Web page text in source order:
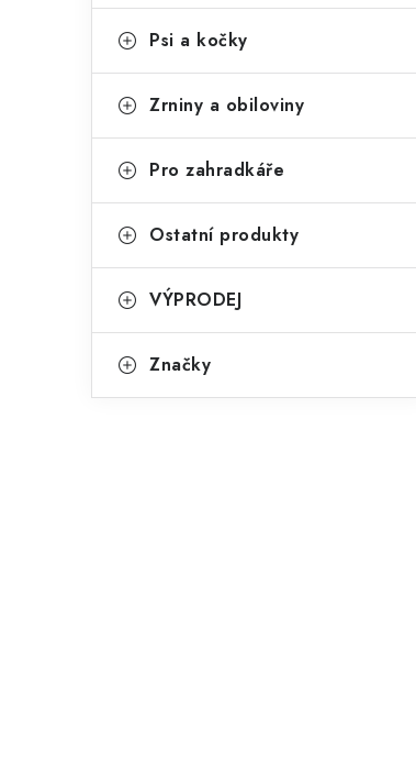
Psi a kočky
Zrniny a obiloviny
Pro zahradkáře
Ostatní produkty
VÝPRODEJ
Značky